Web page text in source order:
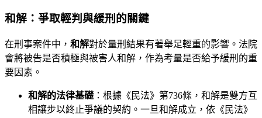
和解：爭取輕判與緩刑的關鍵
在刑事案件中， 和解對於量刑結果有著舉足輕重的影響。法院
會將被告是否積極與被害人和解，作為考量是否給予緩刑的重
要因素。
和解的法律基礎 ：根據《民法》第736條，和解是雙方互
相讓步以終止爭議的契約。一旦和解成立，依《民法》